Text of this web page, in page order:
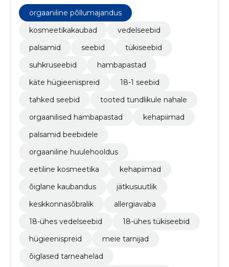
orgaaniline põllumajandus
kosmeetikakaubad
vedelseebid
palsamid
seebid
tükiseebid
suhkruseebid
hambapastad
käte hügieenispreid
18-1 seebid
tahked seebid
tooted tundlikule nahale
orgaanilised hambapastad
kehapiimad
palsamid beebidele
orgaaniline huulehooldus
eetiline kosmeetika
kehapiimad
õiglane kaubandus
jätkusuutlik
keskkonnasõbralik
allergiavaba
18-ühes vedelseebid
18-ühes tükiseebid
hügieenispreid
meie tarnijad
õiglased tarneahelad